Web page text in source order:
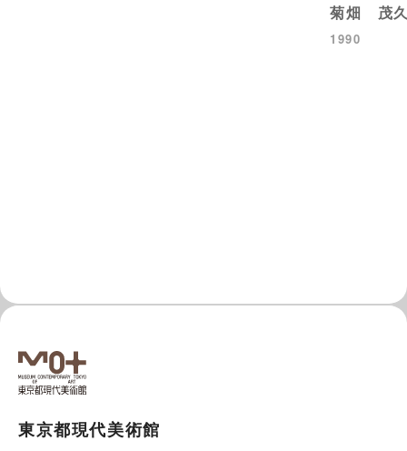
菊畑 茂
1990
東京都現代美術館